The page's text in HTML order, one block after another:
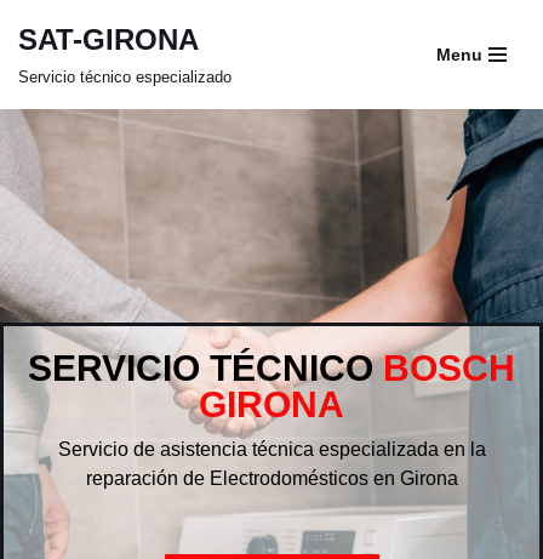
contenido
SAT-GIRONA
Servicio técnico especializado
Menu
SERVICIO TÉCNICO BOSCH
GIRONA
Servicio de asistencia técnica especializada en la
reparación de Electrodomésticos en Girona